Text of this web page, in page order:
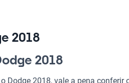
que garantem tranquilidade
2018: a melhor escolha do
2018?
2018
2018
Dodge 2018, vale a pena conferir